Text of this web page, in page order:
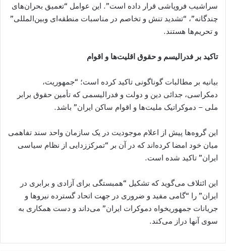
سراشیب فروپاشی قرار داده است”. این عوامل “تعميق بحران‌های
چندگانه”، “تشديد تنش و تخاصم در مناسبات منطقه‌ای وبين‌المللى”
و تحریم‌ها هستند.
تاکید بر فدرالیسم و حقوق اقلیت‌ها و اقوام
بیانیه بر مطالبات گوناگونی تاکید کرده است؛ “جمهوریت،
دمکراسی، جدائی دین و دولت و فدرالیسمى که تأمين حقوق برابر
ملی – دموکراتیک ملیت‌ها و اقوام ساکن ایران” باشد.
این گروه‌ها پیش از اعلام موجودیت در یک سازمان واحد سند تفاهمی
میان خود امضا کرده‌اند که در آن بر “تمرکززدایی از نظام سیاسی
ایران” تاکید شده است.
این ائتلاف می‌گوید که تشکیل “همبستگی برای آزادی و برابری در
ايران” را “گامی مفيد و ضروری در جهت اتحاد گسترده نيروها و
جريانات جمهوريخواه دموکرات ايران” می‌داند و دست همکاری به
سوی آنها دراز می‌کند.